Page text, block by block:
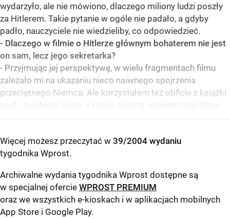
wydarzyło, ale nie mówiono, dlaczego miliony ludzi poszły
za Hitlerem. Takie pytanie w ogóle nie padało, a gdyby
padło, nauczyciele nie wiedzieliby, co odpowiedzieć.
- Dlaczego w filmie o Hitlerze głównym bohaterem nie jest
on sam, lecz jego sekretarka?
- Przyjmując jej perspektywę, w wielu fragmentach filmu
zależało mi na ukazaniu nieco naiwnego spojrzenia
przeciętnego Niemca. Ale korzystałem też obficie z książki
prof. Joachima Festa, z której zresztą wziąłem tytuł filmu.
Więcej możesz przeczytać w 39/2004 wydaniu
tygodnika Wprost.
Archiwalne wydania tygodnika Wprost dostępne są
w specjalnej ofercie WPROST PREMIUM
oraz we wszystkich e-kioskach i w aplikacjach mobilnych
App Store i Google Play.